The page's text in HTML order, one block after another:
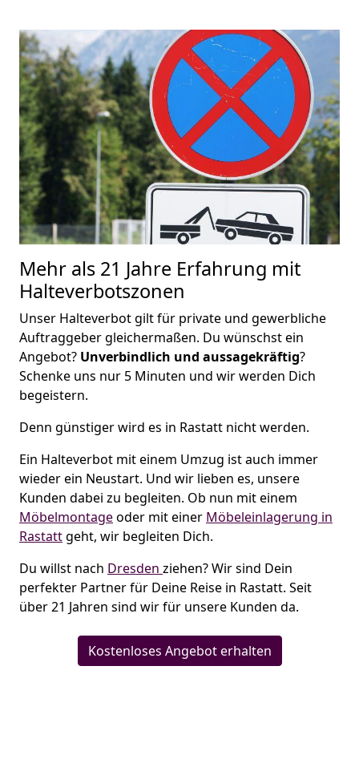
Mehr als 21 Jahre Erfahrung mit
Halteverbotszonen
Unser Halteverbot gilt für private und gewerbliche
Auftraggeber gleichermaßen. Du wünschst ein
Angebot? Unverbindlich und aussagekräftig?
Schenke uns nur 5 Minuten und wir werden Dich
begeistern.
Denn günstiger wird es in Rastatt nicht werden.
Ein Halteverbot mit einem Umzug ist auch immer
wieder ein Neustart. Und wir lieben es, unsere
Kunden dabei zu begleiten. Ob nun mit einem
Möbelmontageoder mit einer Möbeleinlagerung in
Rastattgeht, wir begleiten Dich.
Du willst nach Dresden ziehen? Wir sind Dein
perfekter Partner für Deine Reise in Rastatt. Seit
über 21 Jahren sind wir für unsere Kunden da.
Kostenloses Angebot erhalten